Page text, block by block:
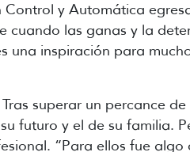
y Automática
cuando las ganas y la
inspiración para
superar un percance
futuro y el de su familia.
“Para ellos fue